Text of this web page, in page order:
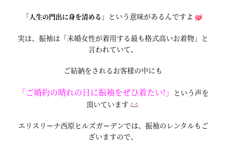
「人生の門出に身を清める 」という意味があるんですよ
実は、振袖は「未婚女性が着用する最も格式高いお着物」と
言われていて、
ご結納をされるお客様の中にも
「ご婚約の晴れの日に振袖をぜひ着たい!」
という声を
頂いています
エリスリーナ西原ヒルズガーデンでは、振袖のレンタルもご
ざいますので、